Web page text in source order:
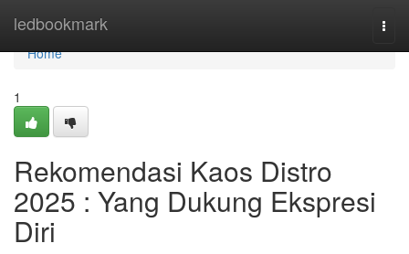
ledbookmark
Home
Home
1
Rekomendasi Kaos Distro
2025 : Yang Dukung Ekspresi
Diri